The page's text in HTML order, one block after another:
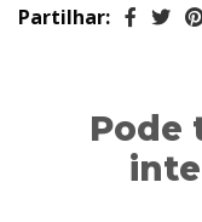
Partilhar:
Pode